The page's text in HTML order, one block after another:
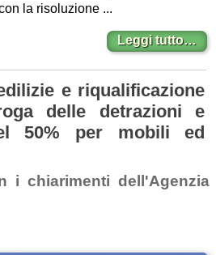
la risoluzione ...
Leggi tutto…
e riqualificazione
delle detrazioni e
50% per mobili ed
i chiarimenti dell'Agenzia